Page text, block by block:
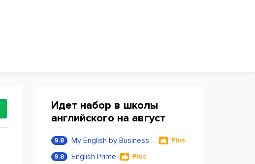
Идет набор в школы
английского на август
9.8 My English by Business Language Plus
9.8 English Prime Plus